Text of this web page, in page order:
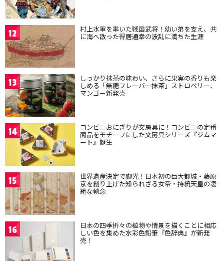
12 村上水軍を率いた戦国武将！幼い弟を支え、共
に海へ散った得居通幸の波乱に満ちた生涯
13 しっかり抹茶の味わい、さらに果実の香りも楽
しめる「無糖フレーバー抹茶」ストロベリー、
マンゴー新発売
14 コンビニおにぎりが文房具に！コンビニの定番
商品をモチーフにした文房具シリーズ『ジムマ
ート』誕生
15 世界遺産決定で脚光！日本初の巨大都城・藤原
京を創り上げた知られざる女帝・持統天皇の凄
絶な執念
16 日本の四季折々の植物や情景を描くことに相応
しい色を集めた水彩色鉛筆『色辞典』が新発
売！